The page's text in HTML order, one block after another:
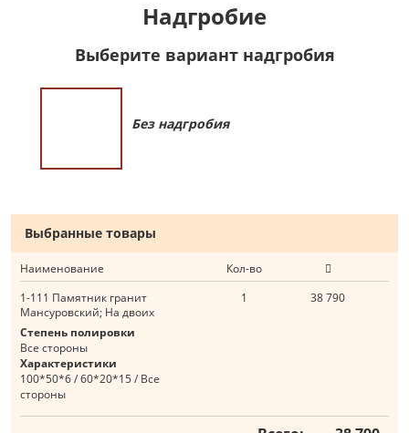
Надгробие
Выберите вариант надгробия
Без надгробия
Выбранные товары
Наименование
Кол-во
1-111 Памятник гранит
Мансуровский; На двоих
1 38 790
Степень полировки
Все стороны
Характеристики
100*50*6 / 60*20*15 / Все
стороны